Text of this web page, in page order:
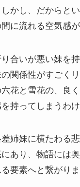
かし、だからと
に流れる空気感が
合いが悪い妹を
関係性がすごく
花と雪花の、良
持ってしまうわけ
姉妹に横たわる
あり、物語には
要素へと繋がりま